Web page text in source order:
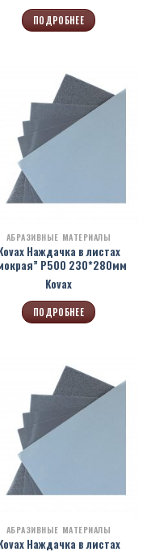
ПОДРОБНЕЕ
АБРАЗИВНЫЕ МАТЕРИАЛЫ
Наждачка в листах
Р500 230*280мм
Kovax
ПОДРОБНЕЕ
АБРАЗИВНЫЕ МАТЕРИАЛЫ
Наждачка в листах